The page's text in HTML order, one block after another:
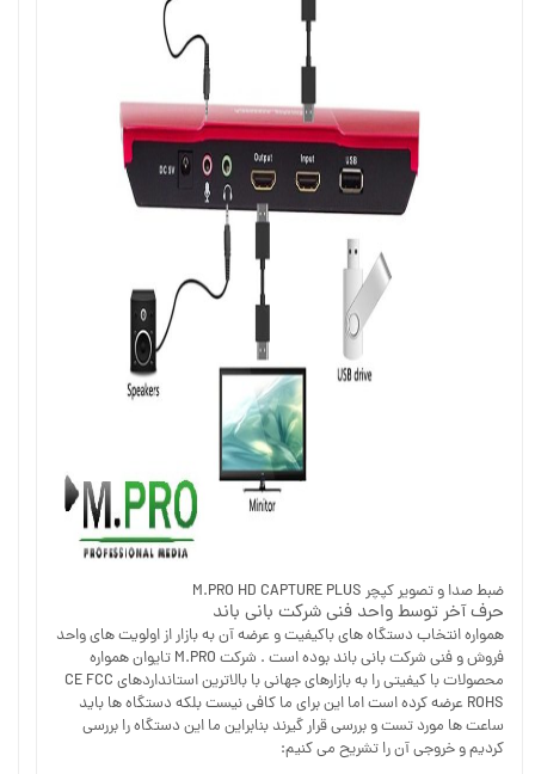
ضبط صدا و تصویر کپچر M.PRO HD CAPTURE PLUS
حرف آخر توسط واحد فنی شرکت بانی باند
همواره انتخاب دستگاه های باکیفیت و عرضه آن به بازار از اولویت های واحد
فروش و فنی شرکت بانی باند بوده است . شرکت M.PRO تایوان همواره
محصولات با کیفیتی را به بازارهای جهانی با بالاترین استانداردهای CE FCC
ROHS عرضه کرده است اما این برای ما کافی نیست بلکه دستگاه ها باید
ساعت ها مورد تست و بررسی قرار گیرند بنابراین ما این دستگاه را بررسی
کردیم و خروجی آن را تشریح می کنیم: